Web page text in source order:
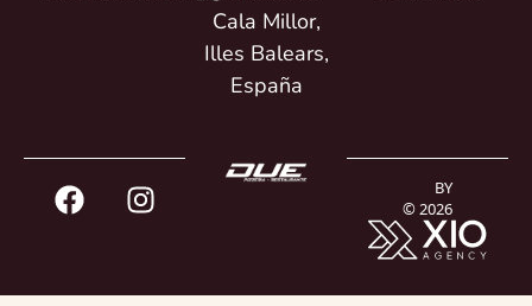
Cala Millor,
Illes Balears,
España
BY
© 2026